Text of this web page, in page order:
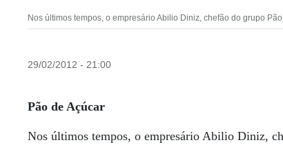
Nos últimos tempos, o empresário Abilio Diniz, chefão do grupo
29/02/2012 - 21:00
Pão de Açúcar
Nos últimos tempos, o empresário Abilio Diniz,